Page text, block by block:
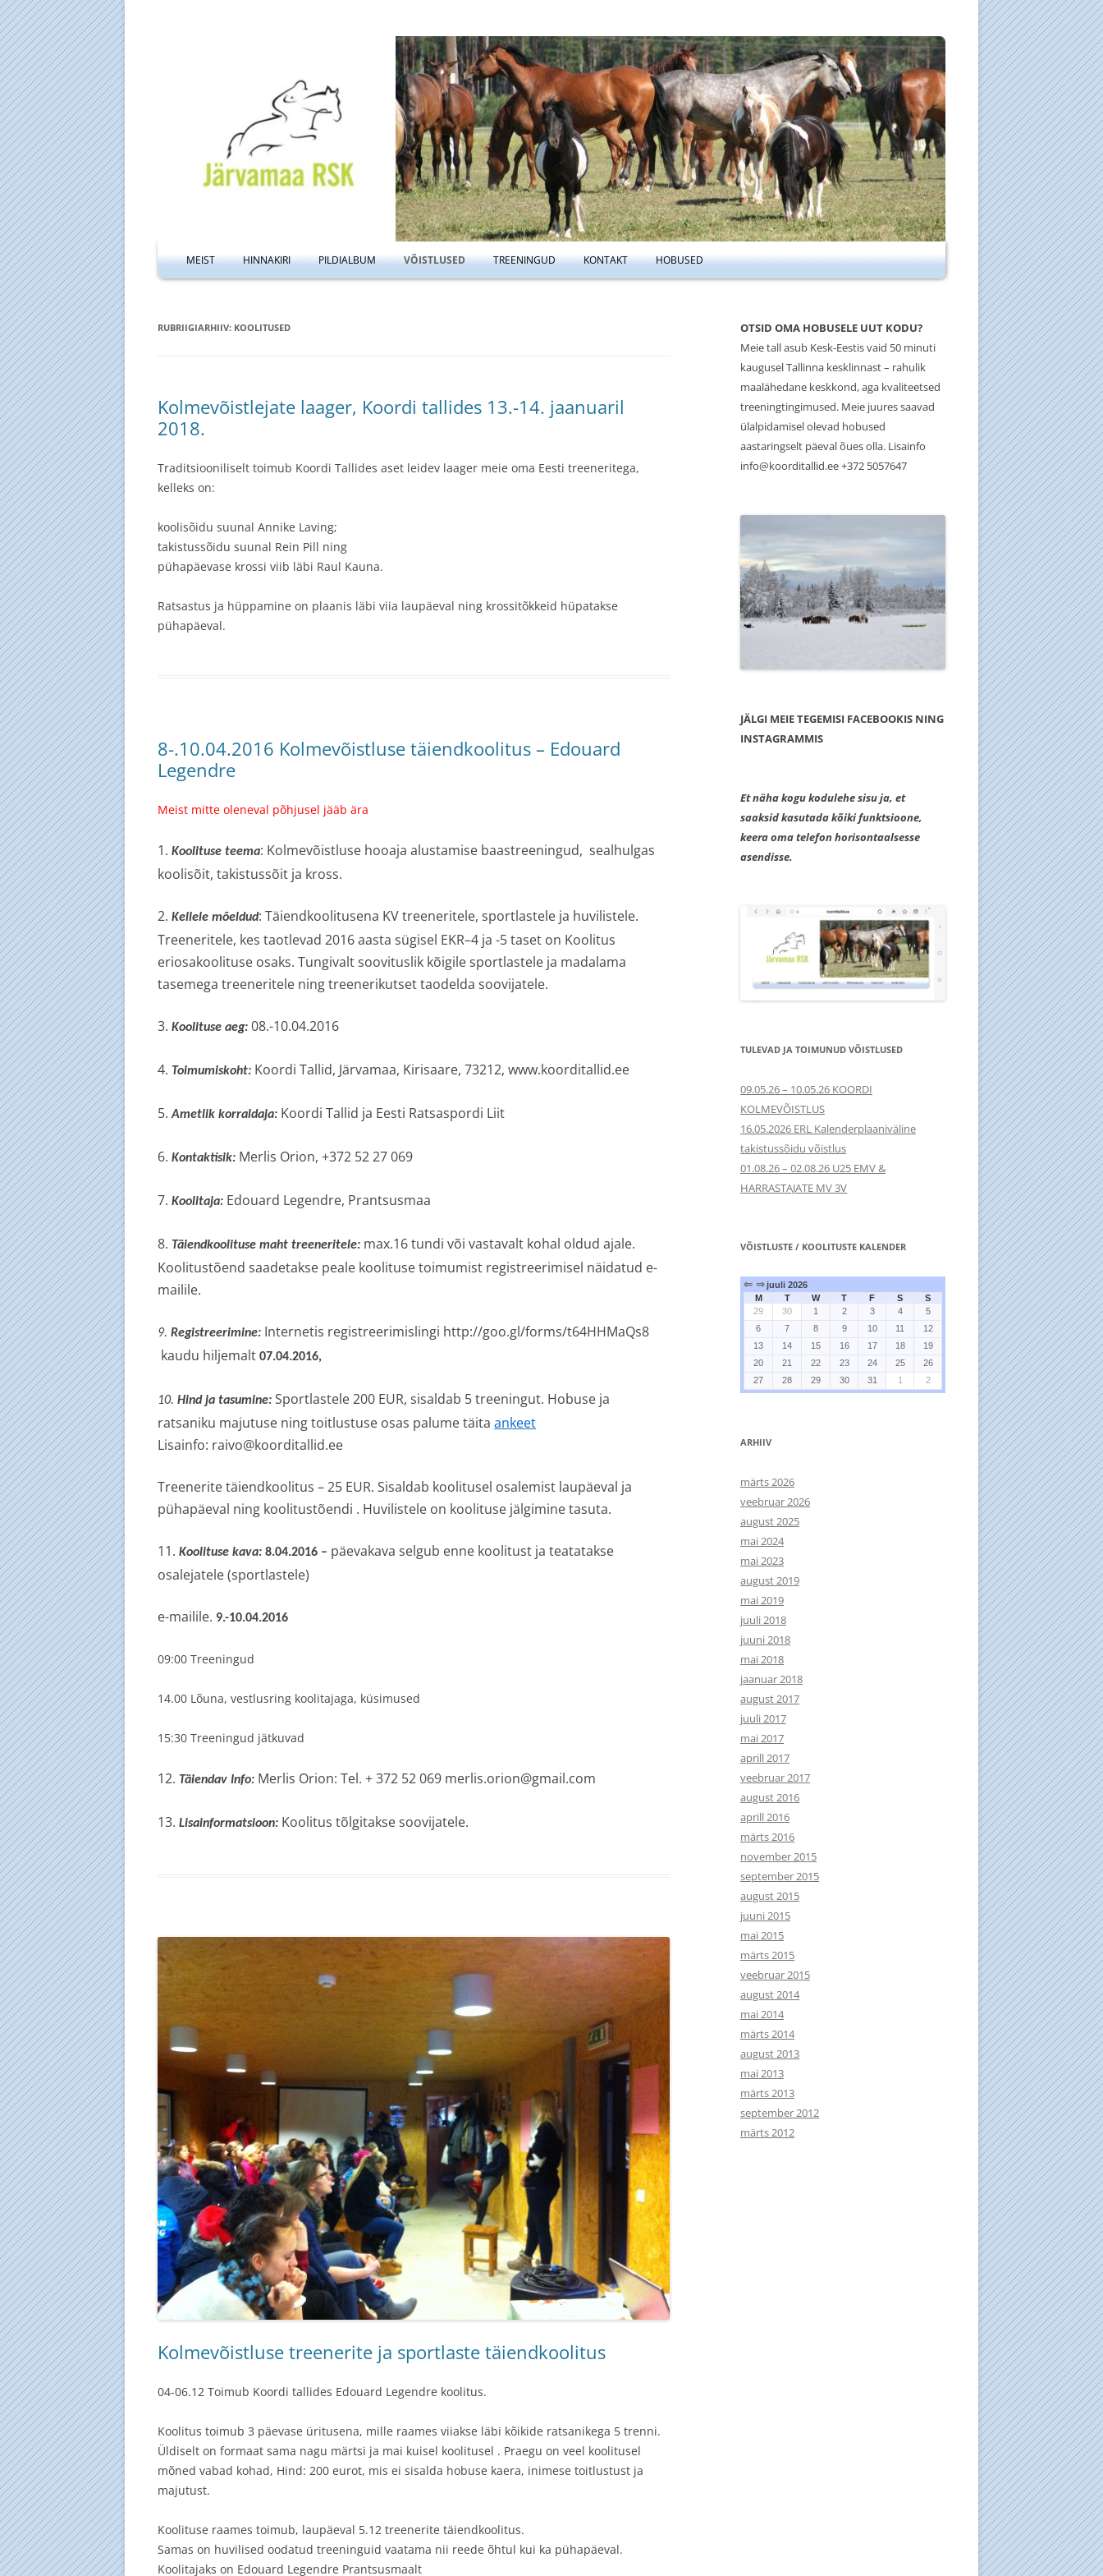
Liigu
MEIST HINNAKIRI PILDIALBUM
08.04.07
VÕISTLUSED TREENINGUD KONTAKT HOBUSED
RUBRIIGIARHIIV: KOOLITUSED
Kolmevõistlejate laager, Koordi tallides 13.-14. jaanuaril
2018.
Traditsiooniliselt toimub Koordi Tallides aset leidev laager meie oma Eesti treeneritega,
kelleks on:
koolisõidu suunal Annike Laving;
takistussõidu suunal Rein Pill ning
pühapäevase krossi viib läbi Raul Kauna.
Ratsastus ja hüppamine on plaanis läbi viia laupäeval ning krossitõkkeid hüpatakse
pühapäeval.
8-.10.04.2016 Kolmevõistluse täiendkoolitus – Edouard
Legendre
Meist mitte oleneval põhjusel jääb ära
1. Koolituse teema: Kolmevõistluse hooaja alustamise baastreeningud, sealhulgas
koolisõit, takistussõit ja kross.
2. Kellele mõeldud: Täiendkoolitusena KV treeneritele, sportlastele ja huvilistele.
Treeneritele, kes taotlevad 2016 aasta sügisel EKR–4 ja -5 taset on Koolitus
eriosakoolituse osaks. Tungivalt soovituslik kõigile sportlastele ja madalama
tasemega treeneritele ning treenerikutset taodelda soovijatele.
3. Koolituse aeg: 08.-10.04.2016
4. Toimumiskoht: Koordi Tallid, Järvamaa, Kirisaare, 73212, www.koorditallid.ee
5.Ametlik korraldaja: Koordi Tallid ja Eesti Ratsaspordi Liit
6. Kontaktisik: Merlis Orion, +372 52 27 069
7. Koolitaja: Edouard Legendre, Prantsusmaa
8. Täiendkoolituse maht treeneritele: max.16 tundi või vastavalt kohal oldud ajale.
Koolitustõend saadetakse peale koolituse toimumist registreerimisel näidatud e-
mailile.
9. Registreerimine: Internetis registreerimislingi http://goo.gl/forms/t64HHMaQs8
kaudu hiljemalt 07.04.2016,
10. Hind ja tasumine: Sportlastele 200 EUR, sisaldab 5 treeningut. Hobuse ja
ratsaniku majutuse ning toitlustuse osas palume täita ankeet
Lisainfo: raivo@koorditallid.ee
Treenerite täiendkoolitus – 25 EUR. Sisaldab koolitusel osalemist laupäeval ja
pühapäeval ning koolitustõendi . Huvilistele on koolituse jälgimine tasuta.
11. Koolituse kava: 8.04.2016 – päevakava selgub enne koolitust ja teatatakse
osalejatele (sportlastele)
e-mailile. 9.-10.04.2016
09:00 Treeningud
14.00 Lõuna, vestlusring koolitajaga, küsimused
15:30 Treeningud jätkuvad
12. Täiendav Info: Merlis Orion: Tel. + 372 52 069 merlis.orion@gmail.com
13. Lisainformatsioon: Koolitus tõlgitakse soovijatele.
Kolmevõistluse treenerite ja sportlaste täiendkoolitus
04-06.12 Toimub Koordi tallides Edouard Legendre koolitus.
Koolitus toimub 3 päevase üritusena, mille raames viiakse läbi kõikide ratsanikega 5 trenni.
Üldiselt on formaat sama nagu märtsi ja mai kuisel koolitusel . Praegu on veel koolitusel
mõned vabad kohad, Hind: 200 eurot, mis ei sisalda hobuse kaera, inimese toitlustust ja
majutust.
Koolituse raames toimub, laupäeval 5.12 treenerite täiendkoolitus.
Samas on huvilised oodatud treeninguid vaatama nii reede õhtul kui ka pühapäeval.
Koolitajaks on Edouard Legendre Prantsusmaalt
OTSID OMA HOBUSELE UUT KODU?
Meie tall asub Kesk-Eestis vaid 50 minuti
kaugusel Tallinna kesklinnast – rahulik
maalähedane keskkond, aga kvaliteetsed
treeningtingimused. Meie juures saavad
ülalpidamisel olevad hobused
aastaringselt päeval õues olla. Lisainfo
info@koorditallid.ee +372 5057647
JÄLGI MEIE TEGEMISI FACEBOOKIS NING
INSTAGRAMMIS
Et näha kogu kodulehe sisu ja, et
saaksid kasutada kõiki funktsioone,
keera oma telefon horisontaalsesse
asendisse.
TULEVAD JA TOIMUNUD VÕISTLUSED
09.05.26 – 10.05.26 KOORDI
KOLMEVÕISTLUS
16.05.2026 ERL Kalenderplaaniväline
takistussõidu võistlus
01.08.26 – 02.08.26 U25 EMV &
HARRASTAJATE MV 3V
VÕISTLUSTE / KOOLITUSTE KALENDER
⇐ ⇒ juuli 2026
M
T W T F S
S
29
30 1 2 3 4
5
6
7 8 9 10 11
12
13
14 15 16 17 18
19
20
21 22 23 24 25
26
27
28 29 30 31 1 2
ARHIIV
märts 2026
veebruar 2026
august 2025
mai 2024
mai 2023
august 2019
mai 2019
juuli 2018
juuni 2018
mai 2018
jaanuar 2018
august 2017
juuli 2017
mai 2017
aprill 2017
veebruar 2017
august 2016
aprill 2016
märts 2016
november 2015
september 2015
august 2015
juuni 2015
mai 2015
märts 2015
veebruar 2015
august 2014
mai 2014
märts 2014
august 2013
mai 2013
märts 2013
september 2012
märts 2012